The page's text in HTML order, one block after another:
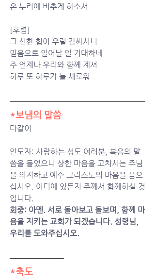
온 누리에 비추게 하소서
[후렴]
그 선한 힘이 우릴 감싸시니
믿음으로 일어날 일 기대하네
주 언제나 우리와 함께 계셔
하루 또 하루가 늘 새로워
*보냄의 말씀
다같이
인도자: 사랑하는 성도 여러분, 복음의 말
씀을 들었으니 상한 마음을 고치시는 주님
을 의지하고 예수 그리스도의 마음을 품으
십시오. 어디에 있든지 주께서 함께하실 것
입니다.
회중: 아멘. 서로 돌아보고 돌보며, 함께 마
음을 지키는 교회가 되겠습니다. 성령님,
우리를 도와주십시오.
*축도